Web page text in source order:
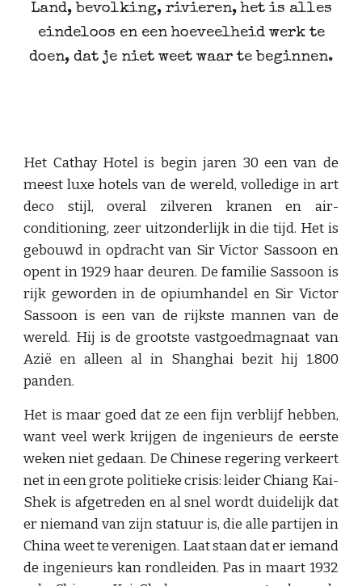
Land, bevolking, rivieren, het is alles
eindeloos en een hoeveelheid werk te
doen, dat je niet weet waar te beginnen.
Het Cathay Hotel is begin jaren 30 een van de
meest luxe hotels van de wereld, volledige in art
deco stijl, overal zilveren kranen en air-
conditioning, zeer uitzonderlijk in die tijd. Het is
gebouwd in opdracht van Sir Victor Sassoon en
opent in 1929 haar deuren. De familie Sassoon is
rijk geworden in de opiumhandel en Sir Victor
Sassoon is een van de rijkste mannen van de
wereld. Hij is de grootste vastgoedmagnaat van
Azië en alleen al in Shanghai bezit hij 1.800
panden.
Het is maar goed dat ze een fijn verblijf hebben,
want veel werk krijgen de ingenieurs de eerste
weken niet gedaan. De Chinese regering verkeert
net in een grote politieke crisis: leider Chiang Kai-
Shek is afgetreden en al snel wordt duidelijk dat
er niemand van zijn statuur is, die alle partijen in
China weet te verenigen. Laat staan dat er iemand
de ingenieurs kan rondleiden. Pas in maart 1932